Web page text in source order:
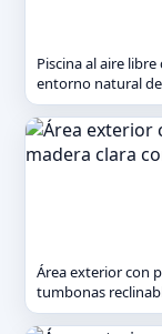
Piscina al aire
entorno natural
Área exterior con
tumbonas